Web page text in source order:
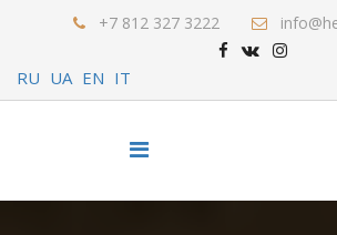
+7 812 327 3222
RU UA EN IT